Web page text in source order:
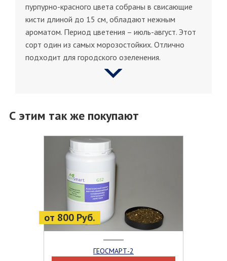
пурпурно-красного цвета собраны в свисающие
кисти длиной до 15 см, обладают нежным
ароматом. Период цветения – июль-август. Этот
сорт один из самых морозостойких. Отлично
подходит для городского озеленения.
С этим так же покупают
от 800 Руб.
ГЕОСМАРТ-2